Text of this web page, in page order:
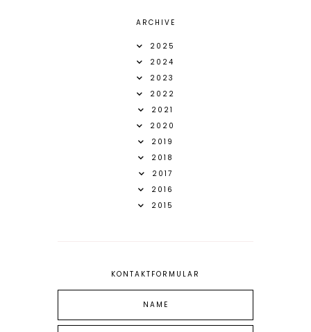
ARCHIVE
2025
2024
2023
2022
2021
2020
2019
2018
2017
2016
2015
KONTAKTFORMULAR